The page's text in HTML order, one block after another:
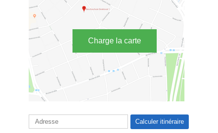
Charge la carte